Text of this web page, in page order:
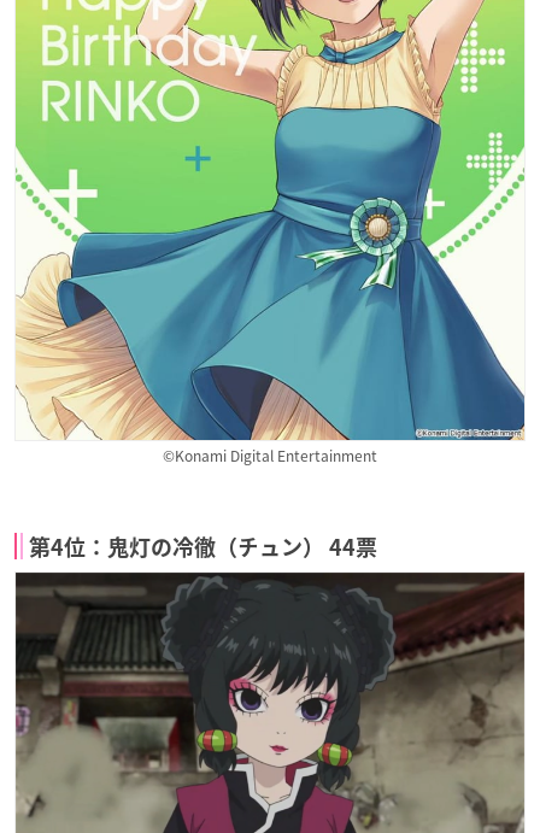
©Konami Digital Entertainment
第4位：鬼灯の冷徹（チュン） 44票